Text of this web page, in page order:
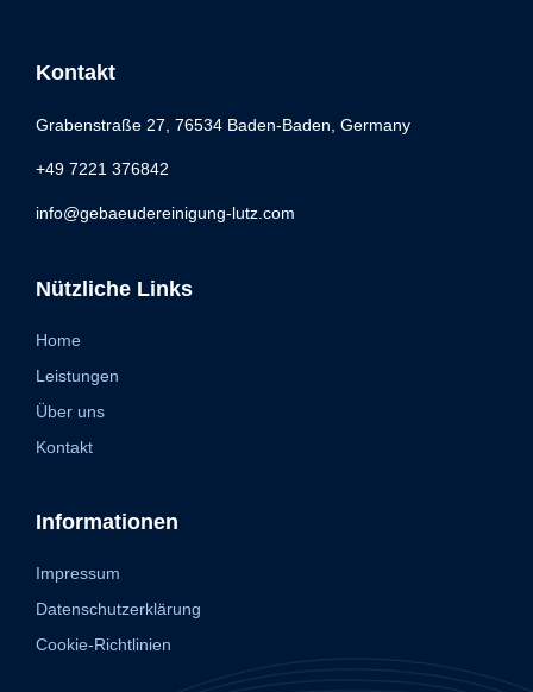
Kontakt
Grabenstraße 27, 76534 Baden-Baden, Germany
+49 7221 376842
info@gebaeudereinigung-lutz.com
Nützliche Links
Home
Leistungen
Über uns
Kontakt
Informationen
Impressum
Datenschutzerklärung
Cookie-Richtlinien